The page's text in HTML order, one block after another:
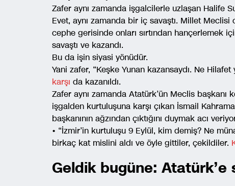
Zafer aynı zamanda işgalcilerle uzlaşan Halife
Evet, aynı zamanda bir iç savaştı. Millet
cephe gerisinde onları sırtından hançerlemek
savaştı ve kazandı.
Bu da işin siyasi yönüdür.
Yani zafer, “Keşke Yunan kazansaydı. Ne Hilafet
karşı da kazanıldı.
Zafer aynı zamanda Atatürk’ün Meclis
işgalden kurtuluşuna karşı çıkan İsmail
başkanının ağzından çıktığını duymak acı
• “İzmir’in kurtuluşu 9 Eylül, kim demiş? Ne
birkaç kat mislini aldı ve öyle gittiler, çekildiler.
Geldik bugüne: Atatürk’e